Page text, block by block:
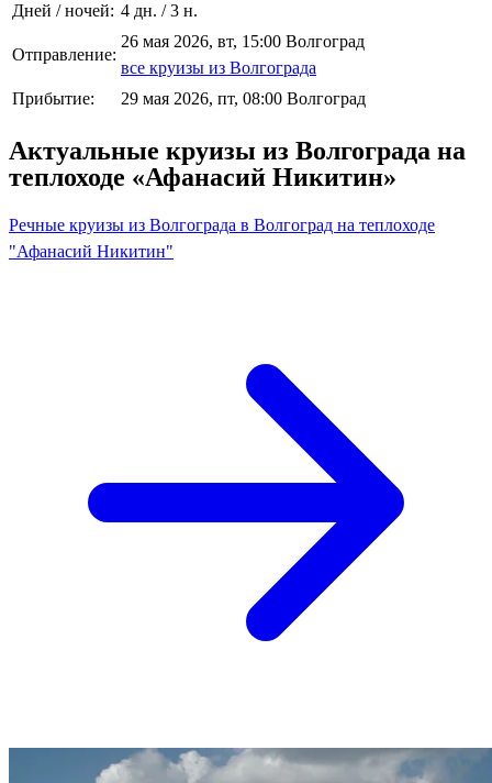
Дней / ночей: 4 дн. / 3 н.
Отправление:
26 мая 2026, вт, 15:00 Волгоград
все круизы из Волгограда
Прибытие:
29 мая 2026, пт, 08:00 Волгоград
Актуальные круизы из Волгограда на
теплоходе «Афанасий Никитин»
Речные круизы из Волгограда в Волгоград на теплоходе
"Афанасий Никитин"